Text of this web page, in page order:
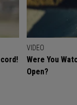
VIDEO
Were You
Open?